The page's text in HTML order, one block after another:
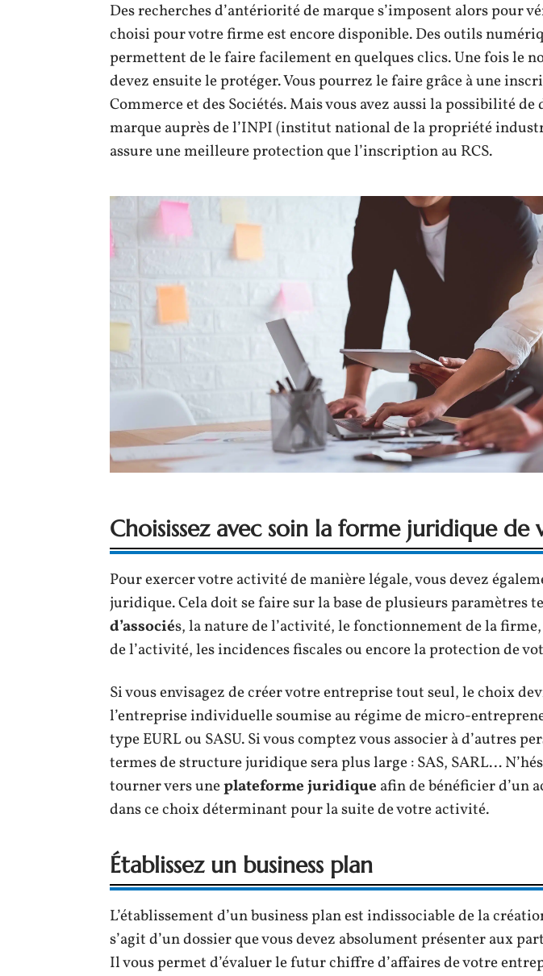
Des recherches d’antériorité de marque s’imposent alors pour
choisi pour votre firme est encore disponible. Des outils
permettent de le faire facilement en quelques clics. Une fois le
devez ensuite le protéger. Vous pourrez le faire grâce à une
Commerce et des Sociétés. Mais vous avez aussi la possibilité de
marque auprès de l’INPI (institut national de la propriété
assure une meilleure protection que l’inscription au RCS.
Choisissez avec soin la forme juridique de
Pour exercer votre activité de manière légale, vous devez
juridique. Cela doit se faire sur la base de plusieurs paramètres
d’associés, la nature de l’activité, le fonctionnement de la
de l’activité, les incidences fiscales ou encore la protection de
Si vous envisagez de créer votre entreprise tout seul, le choix
l’entreprise individuelle soumise au régime de micro-
type EURL ou SASU. Si vous comptez vous associer à d’autres
termes de structure juridique sera plus large : SAS, SARL…
tourner vers uneplateforme juridique afin de bénéficier d’un
dans ce choix déterminant pour la suite de votre activité.
Établissez un business plan
L’établissement d’un business plan est indissociable de la
s’agit d’un dossier que vous devez absolument présenter aux
Il vous permet d’évaluer le futur chiffre d’affaires de votre